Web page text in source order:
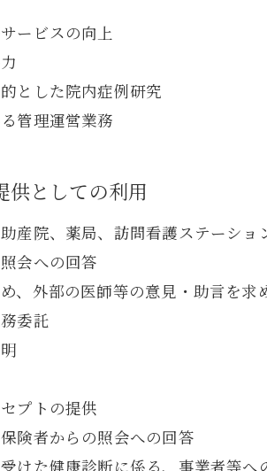
ービスの向上
とした院内症例研究
管理運営業務
供としての利用
産院、薬局、訪問看護ステーシ
会への回答
、外部の医師等の意見・助言を求
委託
プトの提供
険者からの照会への回答
けた健康診断に係る、事業者等へ